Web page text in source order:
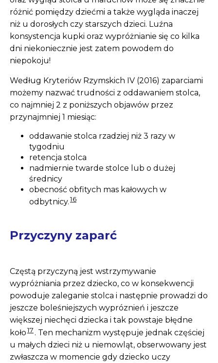
różnić pomiędzy dziećmi a także wygląda inaczej
niż u dorosłych czy starszych dzieci. Luźna
konsystencja kupki oraz wypróżnianie się co kilka
dni niekoniecznie jest zatem powodem do
niepokoju!
Według Kryteriów Rzymskich IV (2016) zaparciami
możemy nazwać trudności z oddawaniem stolca,
co najmniej 2 z poniższych objawów przez
przynajmniej 1 miesiąc:
oddawanie stolca rzadziej niż 3 razy w
tygodniu
retencja stolca
nadmiernie twarde stolce lub o dużej
średnicy
obecność obfitych mas kałowych w
odbytnicy.16
Przyczyny zaparć
Częstą przyczyną jest wstrzymywanie
wypróżniania przez dziecko, co w konsekwencji
powoduje zaleganie stolca i następnie prowadzi do
jeszcze boleśniejszych wypróznień i jeszcze
większej niechęci dziecka i tak powstaje błędne
koło17 . Ten mechanizm występuje jednak częściej
u małych dzieci niż u niemowląt, obserwowany jest
zwłaszcza w momencie gdy dziecko uczy